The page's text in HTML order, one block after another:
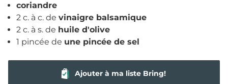
coriandre
2 c. à c. de vinaigre balsamique
2 c. à s. de huile d'olive
1 pincée de une pincée de sel
Ajouter à ma liste Bring!